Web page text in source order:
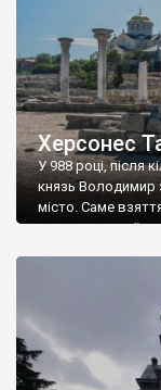
Херсонес
У 988 році, після
князь Володимир
місто. Саме
диктувати свої
Херсонесі
А потім було